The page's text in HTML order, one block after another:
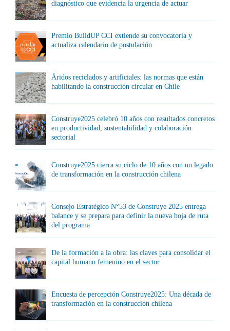
diagnóstico que evidencia la urgencia de actuar
Premio BuildUP CCI extiende su convocatoria y
actualiza calendario de postulación
Áridos reciclados y artificiales: las normas que están
habilitando la construcción circular en Chile
Construye2025 celebró 10 años con resultados concretos
en productividad, sustentabilidad y colaboración
sectorial
Construye2025 cierra su ciclo de 10 años con un legado
de transformación en la construcción chilena
Consejo Estratégico N°53 de Construye 2025 entrega
balance y se prepara para definir la nueva hoja de ruta
del programa
De la formación a la obra: las claves para consolidar el
capital humano femenino en el sector
Encuesta de percepción Construye2025: Una década de
transformación en la construcción chilena